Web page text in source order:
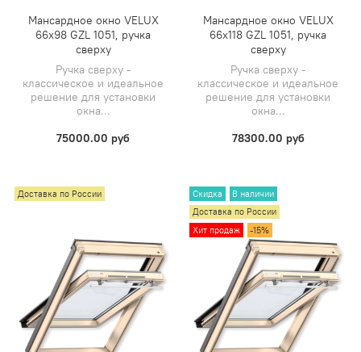
Мансардное окно VELUX
66х98 GZL 1051, ручка
сверху
Ручка сверху -
классическое и идеальное
решение для установки
окна...
75000.00 руб
Мансардное окно VELUX
66х118 GZL 1051, ручка
сверху
Ручка сверху -
классическое и идеальное
решение для установки
окна...
78300.00 руб
Доставка по России Скидка
В наличии
Доставка по России
Хит продаж
-15%